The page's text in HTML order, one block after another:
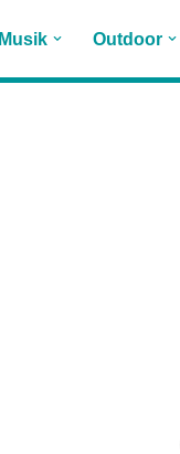
Musik Outdoor